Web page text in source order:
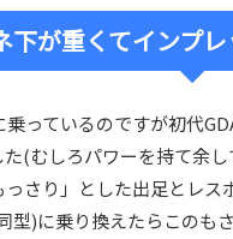
下が重くてインプ
っているのですが初代
(むしろパワーを持て余し
さり」とした出足とレ
型)に乗り換えたらこの